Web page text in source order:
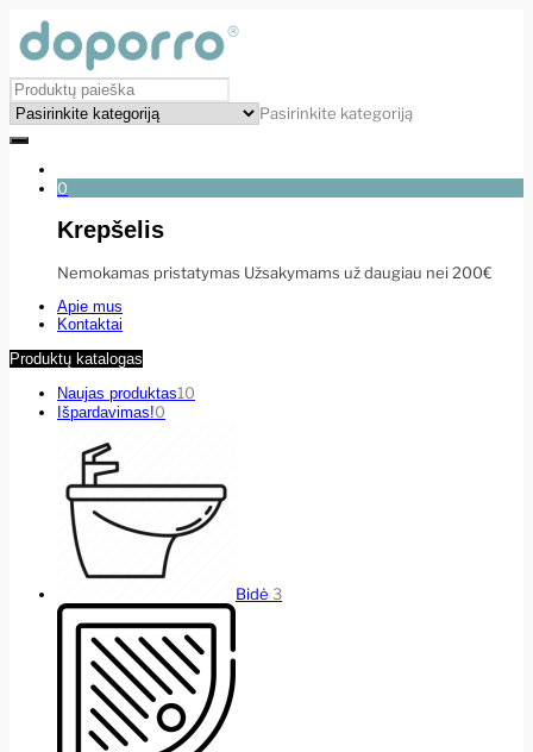
Pasirinkite kategoriją
0
Krepšelis
Nemokamas pristatymas Užsakymams už daugiau nei 200€
Apie mus
Kontaktai
Produktų katalogas
Naujas produktas10
Išpardavimas!0
Bidė 3